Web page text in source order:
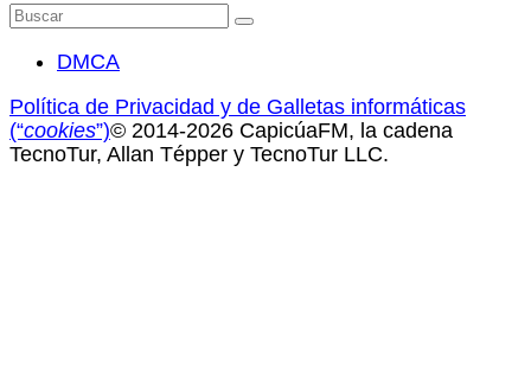
Buscar
DMCA
Política de Privacidad y de Galletas informáticas
(“cookies”)© 2014-2026 CapicúaFM, la cadena
TecnoTur, Allan Tépper y TecnoTur LLC.